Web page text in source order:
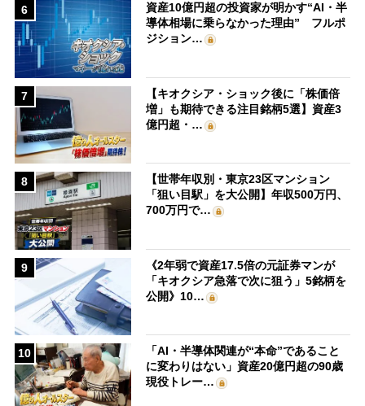
6
資産10億円超の投資家が明かす“AI・半
導体相場に乗らなかった理由” フルポ
ジション…
7
【キオクシア・ショック後に「株価倍
増」も期待できる注目銘柄5選】資産3
億円超・…
8
【世帯年収別・東京23区マンション
「狙い目駅」を大公開】年収500万円、
700万円で…
9
《2年弱で資産17.5倍の元証券マンが
「キオクシア急落で次に狙う」5銘柄を
公開》10…
10
「AI・半導体関連が“本命”であること
に変わりはない」資産20億円超の90歳
現役トレー…